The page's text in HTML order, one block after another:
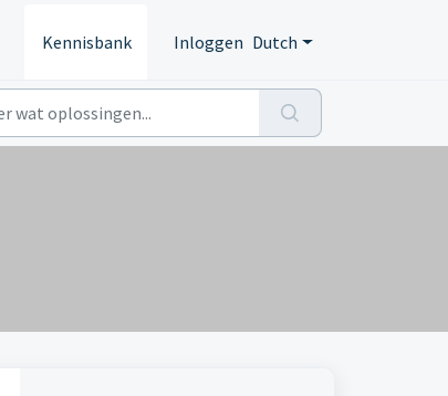
Kennisbank Inloggen Dutch